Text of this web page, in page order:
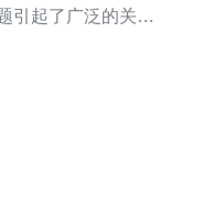
引起了广泛的关
初步调查，服务器